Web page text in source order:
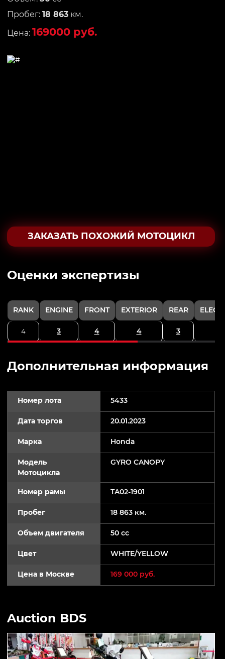
Пробег: 18 863 км.
Цена: 169000 руб.
ЗАКАЗАТЬ ПОХОЖИЙ МОТОЦИКЛ
Oценки экспертизы
RANK ENGINE FRONT EXTERIOR REAR
4 3 4 4 3
Дополнительная информация
Номер лота 5433
Дата торгов 20.01.2023
Марка Honda
Модель
Мотоцикла
GYRO CANOPY
Номер рамы TA02-1901
Пробег 18 863 км.
Объем двигателя 50 cc
Цвет WHITE/YELLOW
Цена в Москве 169 000 руб.
Auction BDS